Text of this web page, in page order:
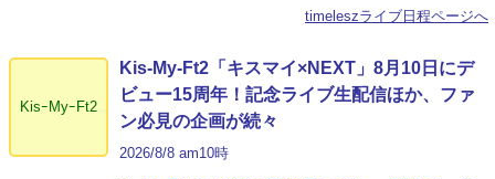
timeleszライブ日程ページへ
KisｰMyｰFt2
Kis-My-Ft2「キスマイ×NEXT」8月10日にデ
ビュー15周年！記念ライブ生配信ほか、ファ
ン必見の企画が続々
2026/8/8 am10時